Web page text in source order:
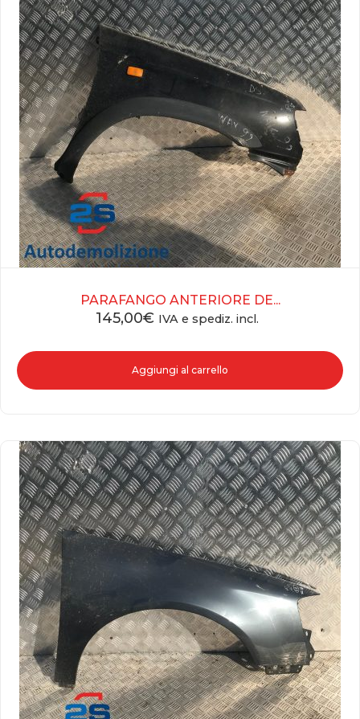
PARAFANGO ANTERIORE DE...
145,00€ IVA e spediz. incl.
Aggiungi al carrello